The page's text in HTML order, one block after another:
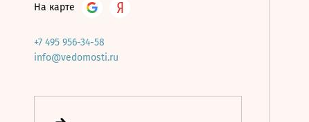
На карте
+7 495 956-34-58
info@vedomosti.ru